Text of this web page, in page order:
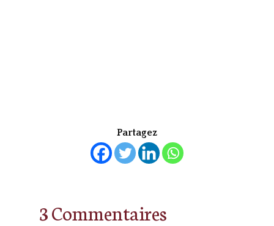
Partagez
3 Commentaires